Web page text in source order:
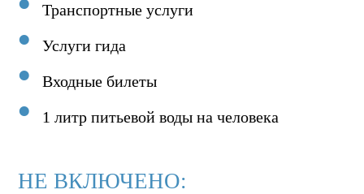
Транспортные услуги
Услуги гида
Входные билеты
1 литр питьевой воды на человека
НЕ ВКЛЮЧЕНО: